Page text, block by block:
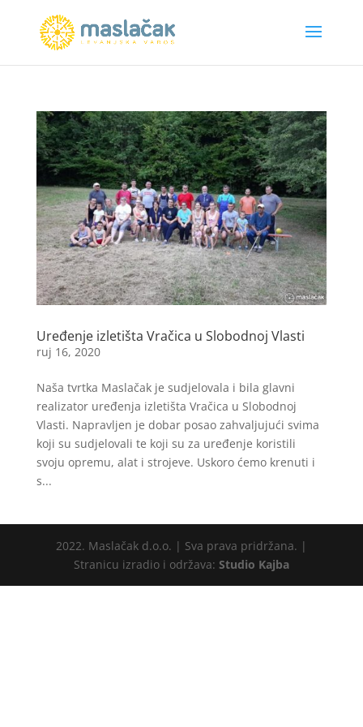
Uređenje izletišta Vračica u Slobodnoj Vlasti
ruj 16, 2020
Naša tvrtka Maslačak je sudjelovala i bila glavni
realizator uređenja izletišta Vračica u Slobodnoj
Vlasti. Napravljen je dobar posao zahvaljujući svima
koji su sudjelovali te koji su za uređenje koristili
svoju opremu, alat i strojeve. Uskoro ćemo krenuti i
s...
2022. Maslačak d.o.o. | Sva prava pridržana. |
Stranicu izradio i održava: Studio Kajba